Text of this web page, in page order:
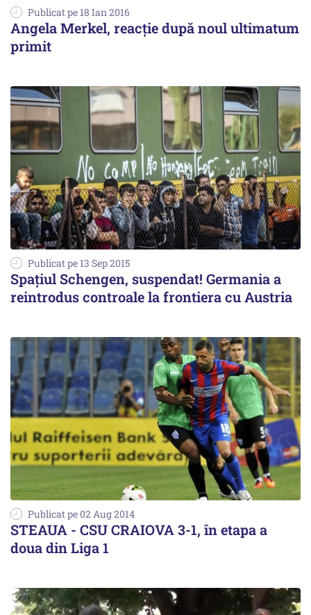
Publicat pe 18 Ian 2016
Angela Merkel, reacție după noul ultimatum
primit
Publicat pe 13 Sep 2015
Spațiul Schengen, suspendat! Germania a
reintrodus controale la frontiera cu Austria
Publicat pe 02 Aug 2014
STEAUA - CSU CRAIOVA 3-1, în etapa a
doua din Liga 1